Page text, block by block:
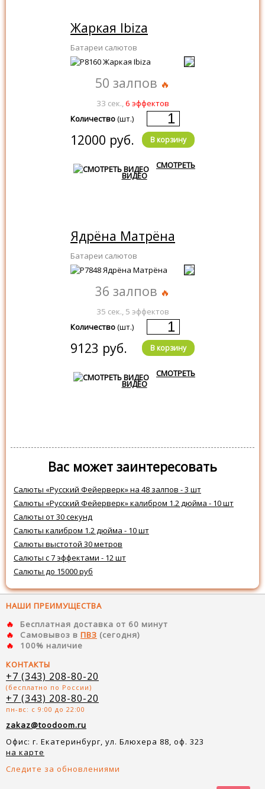
Жаркая Ibiza
Батареи салютов
50 залпов
33 сек.,6 эффектов
Количество(шт.)
12000 руб. В корзину
СМОТРЕТЬ
ВИДЕО
Ядрёна Матрёна
Батареи салютов
36 залпов
35 сек., 5 эффектов
Количество(шт.)
9123 руб. В корзину
СМОТРЕТЬ
ВИДЕО
Вас может заинтересовать
Салюты «Русский Фейерверк» на 48 залпов - 3 шт
Салюты «Русский Фейерверк» калибром 1.2 дюйма - 10 шт
Салюты от 30 секунд
Салюты калибром 1.2 дюйма - 10 шт
Салюты выстотой 30 метров
Салюты с 7 эффектами - 12 шт
Салюты до 15000 руб
НАШИ ПРЕИМУЩЕСТВА
Бесплатная доставка от 60 минут
Самовывоз в ПВЗ (сегодня)
100% наличие
КОНТАКТЫ
+7 (343) 208-80-20
(бесплатно по России)
+7 (343) 208-80-20
пн-вс: с 9:00 до 22:00
zakaz@toodoom.ru
Офис: г. Екатеринбург, ул. Блюхера 88, оф. 323
на карте
Следите за обновлениями